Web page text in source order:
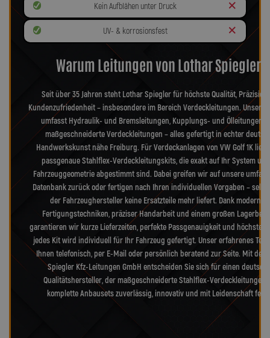
Kein Aufblähen unter Druck
UV- & korrosionsfest
Warum Leitungen von Lothar Spiegler?
Seit über 35 Jahren steht Lothar Spiegler für höchste Qualität, Präzision
Kundenzufriedenheit – insbesondere im Bereich Verdeckleitungen. Unser
umfasst Hydraulik- und Bremsleitungen, Kupplungs- und Ölleitungen
maßgeschneiderte Verdeckleitungen – alles gefertigt in echter
Handwerkskunst nähe Freiburg. Für Verdeckanlagen von VW Golf 1K
passgenaue Stahlflex-Verdeckleitungskits, die exakt auf Ihr System
Fahrzeuggeometrie abgestimmt sind. Dabei greifen wir auf unsere
Datenbank zurück oder fertigen nach Ihren individuellen Vorgaben –
der Fahrzeughersteller keine Ersatzteile mehr liefert. Dank
Fertigungstechniken, präziser Handarbeit und einem großen
garantieren wir kurze Lieferzeiten, perfekte Passgenauigkeit und höchste
jedes Kit wird individuell für Ihr Fahrzeug gefertigt. Unser erfahrenes
Ihnen telefonisch, per E-Mail oder persönlich beratend zur Seite. Mit der
Spiegler Kfz-Leitungen GmbH entscheiden Sie sich für einen
Qualitätshersteller, der maßgeschneiderte Stahlflex-Verdeckleitungen
komplette Anbausets zuverlässig, innovativ und mit Leidenschaft